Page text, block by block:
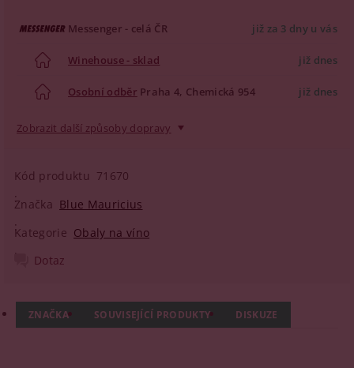
Messenger - celá ČR již za 3 dny u vás
Winehouse - sklad již dnes
Osobní odběr Praha 4, Chemická 954 již dnes
Zobrazit další způsoby dopravy
Kód produktu 71670
Značka Blue Mauricius
Kategorie Obaly na víno
Dotaz
ZNAČKA SOUVISEJÍCÍ PRODUKTY DISKUZE